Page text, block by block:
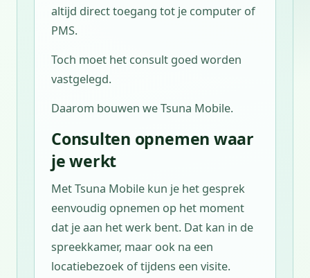
altijd direct toegang tot je computer of
PMS.
Toch moet het consult goed worden
vastgelegd.
Daarom bouwen we Tsuna Mobile.
Consulten opnemen waar
je werkt
Met Tsuna Mobile kun je het gesprek
eenvoudig opnemen op het moment
dat je aan het werk bent. Dat kan in de
spreekkamer, maar ook na een
locatiebezoek of tijdens een visite.